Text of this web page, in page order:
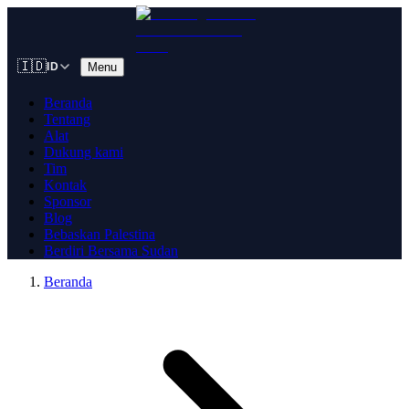
🇮🇩 ID Menu
Beranda
Tentang
Alat
Dukung kami
Tim
Kontak
Sponsor
Blog
Bebaskan Palestina
Berdiri Bersama Sudan
Beranda